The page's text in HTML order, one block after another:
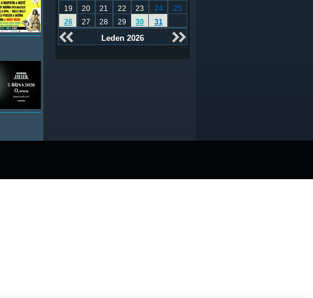
19
20 21 22 23 24
25
26
27 28 29 30 31
Leden 2026